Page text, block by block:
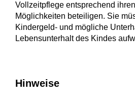
Vollzeitpflege entsprechend
Möglichkeiten beteiligen. Sie
Kindergeld- und mögliche
Lebensunterhalt des Kindes
Hinweise